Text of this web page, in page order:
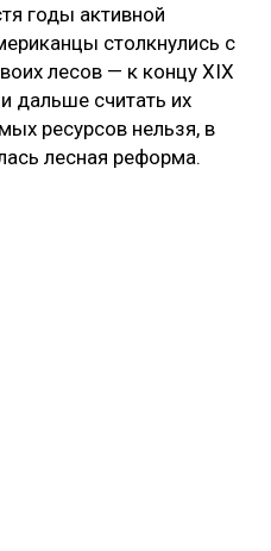
годы активной
столкнулись с
лесов — к концу XIX
дальше считать их
ресурсов нельзя, в
лесная реформа.